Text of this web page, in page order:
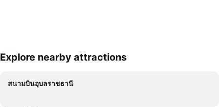
Explore nearby attractions
สนามบินอุบลราชธานี